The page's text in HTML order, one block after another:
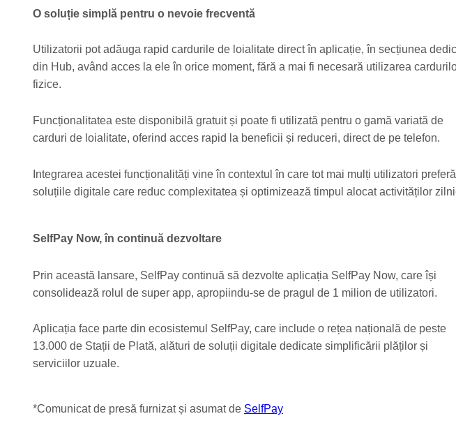
O soluție simplă pentru o nevoie frecventă
Utilizatorii pot adăuga rapid cardurile de loialitate direct în aplicație, în secțiunea
din Hub, având acces la ele în orice moment, fără a mai fi necesară utilizarea
fizice.
Funcționalitatea este disponibilă gratuit și poate fi utilizată pentru o gamă variată de
carduri de loialitate, oferind acces rapid la beneficii și reduceri, direct de pe telefon.
Integrarea acestei funcționalități vine în contextul în care tot mai mulți utilizatori preferă
soluțiile digitale care reduc complexitatea și optimizează timpul alocat activităților
SelfPay Now, în continuă dezvoltare
Prin această lansare, SelfPay continuă să dezvolte aplicația SelfPay Now, care își
consolidează rolul de super app, apropiindu-se de pragul de 1 milion de utilizatori.
Aplicația face parte din ecosistemul SelfPay, care include o rețea națională de peste
13.000 de Stații de Plată, alături de soluții digitale dedicate simplificării plăților și
serviciilor uzuale.
*Comunicat de presă furnizat și asumat de SelfPay